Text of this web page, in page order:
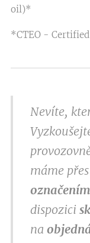
oil)*
*CTEO -
Nevíte,
máme přes
označením
dispozici
na